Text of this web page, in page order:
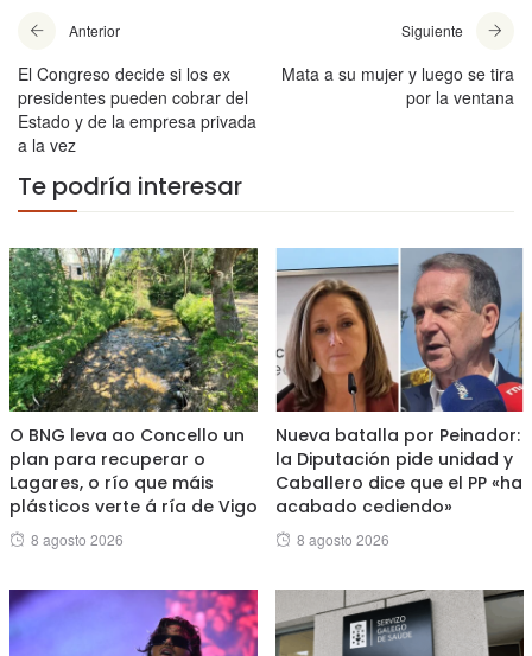
Anterior
El Congreso decide si los ex
presidentes pueden cobrar del
Estado y de la empresa privada
a la vez
Siguiente
Mata a su mujer y luego se tira
por la ventana
Te podría interesar
O BNG leva ao Concello un
plan para recuperar o
Lagares, o río que máis
plásticos verte á ría de Vigo
Posted
8 agosto 2026
Nueva batalla por Peinador:
la Diputación pide unidad y
Caballero dice que el PP «ha
acabado cediendo»
Posted
8 agosto 2026